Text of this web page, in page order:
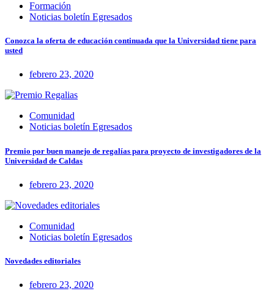
Formación
Noticias boletín Egresados
Conozca la oferta de educación continuada que la Universidad tiene para
usted
febrero 23, 2020
Comunidad
Noticias boletín Egresados
Premio por buen manejo de regalías para proyecto de investigadores de la
Universidad de Caldas
febrero 23, 2020
Comunidad
Noticias boletín Egresados
Novedades editoriales
febrero 23, 2020